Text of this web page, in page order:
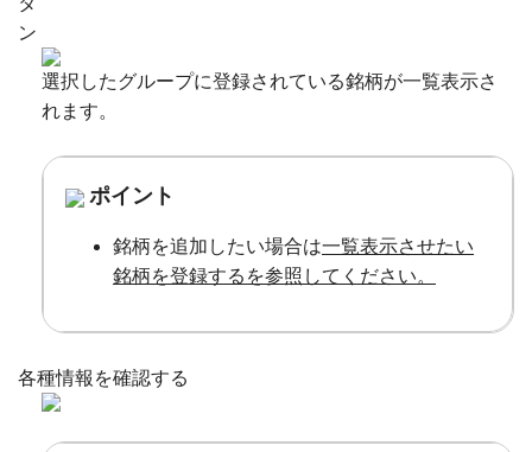
選択したグループに登録されている銘柄が一覧表示さ
れます。
ポイント
銘柄を追加したい場合は一覧表示させたい
銘柄を登録するを参照してください。
各種情報を確認する